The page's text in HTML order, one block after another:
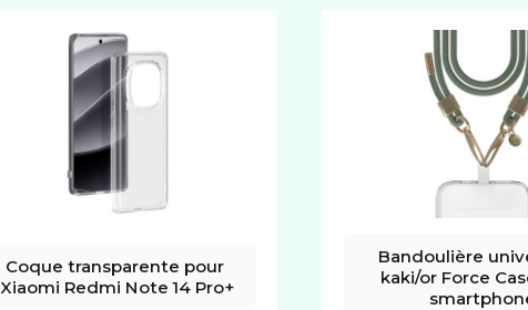
SYSTÈME D'EXPLOITATION
Système Android
Coque transparente pour
Xiaomi Redmi Note 14 Pro+
Bandoulière
kaki/or Force